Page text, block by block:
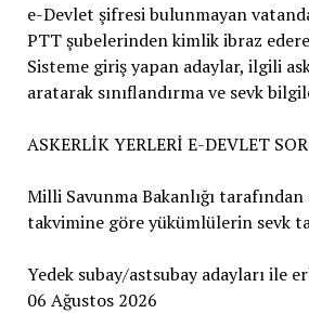
e-Devlet şifresi bulunmayan
PTT şubelerinden kimlik ibraz
Sisteme giriş yapan adaylar, ilgili
aratarak sınıflandırma ve sevk
ASKERLİK YERLERİ E-DEVLET
Milli Savunma Bakanlığı tarafından
takvimine göre yükümlülerin sevk
Yedek subay/astsubay adayları ile
06 Ağustos 2026